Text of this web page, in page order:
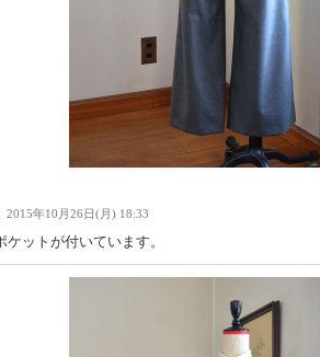
2015年10月26日(月) 18:33
ケットが付いています。